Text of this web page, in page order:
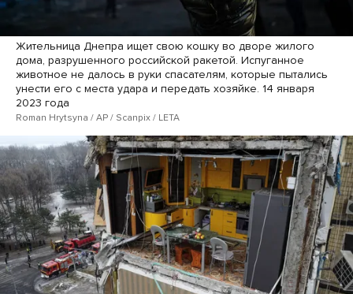
Жительница Днепра ищет свою кошку во дворе жилого
дома, разрушенного российской ракетой. Испуганное
животное не далось в руки спасателям, которые пытались
унести его с места удара и передать хозяйке. 14 января
2023 года
Roman Hrytsyna / AP / Scanpix / LETA